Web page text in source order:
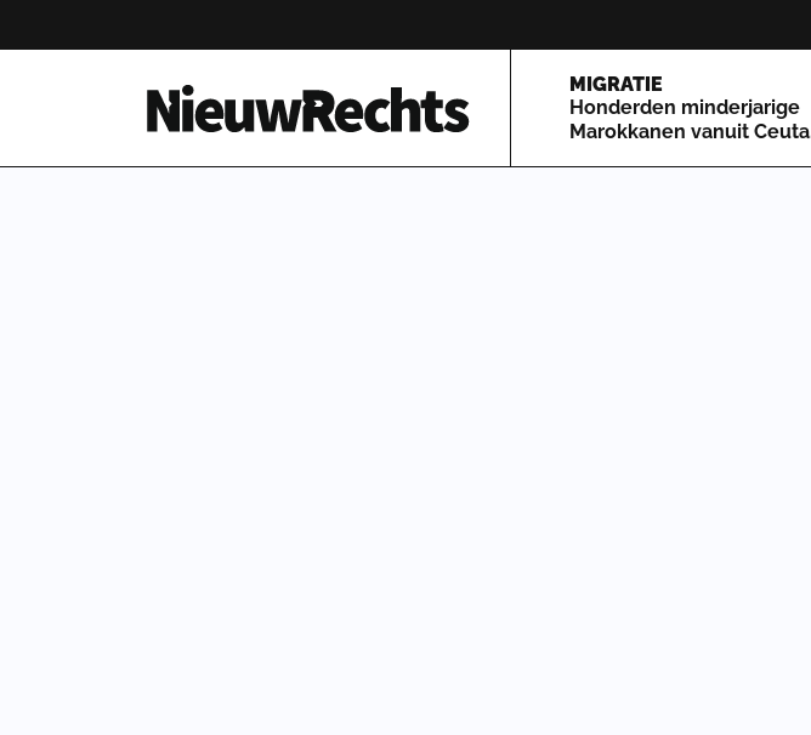
Homepage van NieuwRechts
MIGRATIE
Honderden minderjarige
Marokkanen vanuit Ceuta